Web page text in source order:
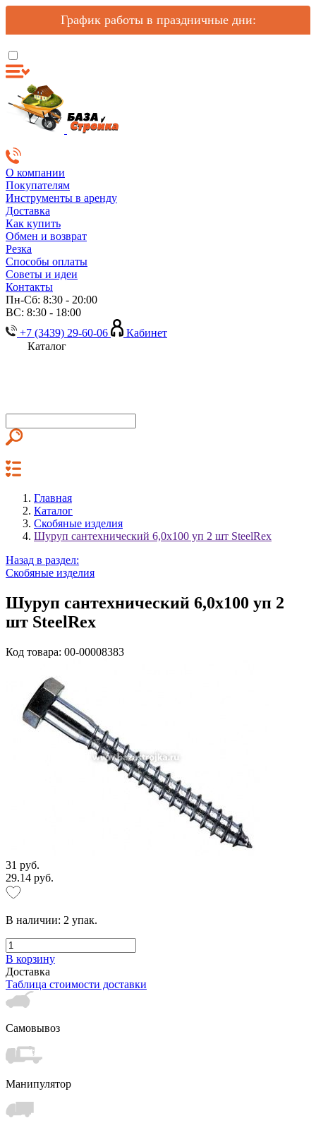
График работы в праздничные дни:
О компании
Покупателям
Инструменты в аренду
Доставка
Как купить
Обмен и возврат
Резка
Способы оплаты
Советы и идеи
Контакты
Пн-Сб: 8:30 - 20:00
ВС: 8:30 - 18:00
+7 (3439) 29-60-06
Кабинет
Каталог
Главная
Каталог
Скобяные изделия
Шуруп сантехнический 6,0х100 уп 2 шт SteelRex
Назад в раздел:
Скобяные изделия
Шуруп сантехнический 6,0х100 уп 2
шт SteelRex
Код товара: 00-00008383
31 руб.
29.14 руб.
В наличии: 2 упак.
В корзину
Доставка
Таблица стоимости доставки
Самовывоз
Манипулятор